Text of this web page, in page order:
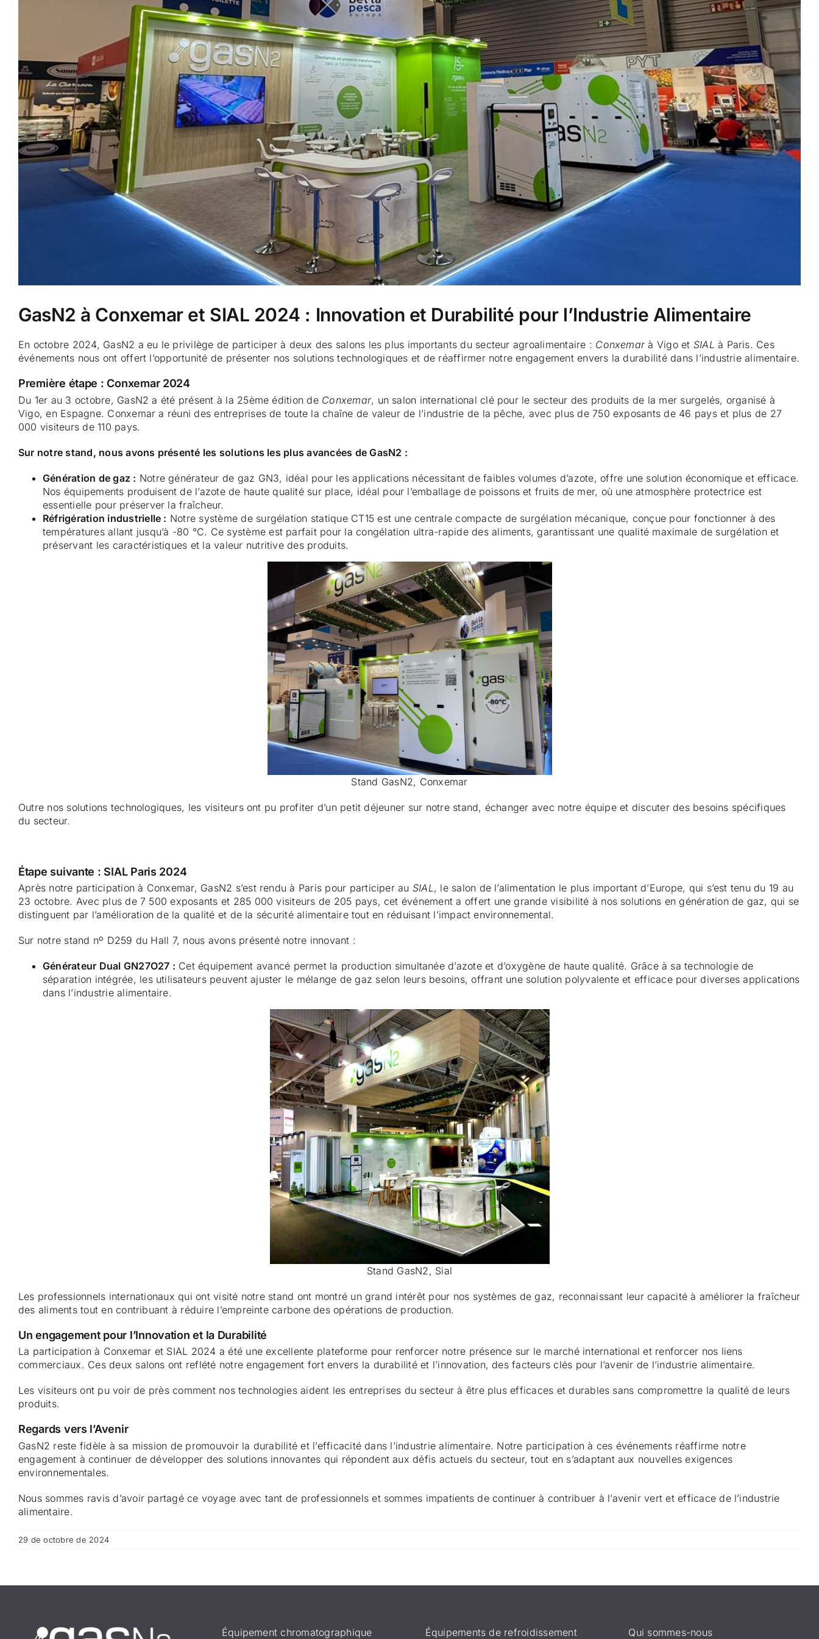
GasN2 à Conxemar et SIAL 2024 : Innovation et Durabilité pour l’Industrie Alimentaire
En octobre 2024, GasN2 a eu le privilège de participer à deux des salons les plus importants du secteur agroalimentaire : Conxemar à Vigo et SIAL à Paris. Ces
événements nous ont offert l’opportunité de présenter nos solutions technologiques et de réaffirmer notre engagement envers la durabilité dans l’industrie alimentaire.
Première étape : Conxemar 2024
Du 1er au 3 octobre, GasN2 a été présent à la 25ème édition de Conxemar, un salon international clé pour le secteur des produits de la mer surgelés, organisé à
Vigo, en Espagne. Conxemar a réuni des entreprises de toute la chaîne de valeur de l’industrie de la pêche, avec plus de 750 exposants de 46 pays et plus de 27
000 visiteurs de 110 pays.
Sur notre stand, nous avons présenté les solutions les plus avancées de GasN2 :
Génération de gaz : Notre générateur de gaz GN3, idéal pour les applications nécessitant de faibles volumes d’azote, offre une solution économique et efficace.
Nos équipements produisent de l’azote de haute qualité sur place, idéal pour l’emballage de poissons et fruits de mer, où une atmosphère protectrice est
essentielle pour préserver la fraîcheur.
Réfrigération industrielle : Notre système de surgélation statique CT15 est une centrale compacte de surgélation mécanique, conçue pour fonctionner à des
températures allant jusqu’à -80 °C. Ce système est parfait pour la congélation ultra-rapide des aliments, garantissant une qualité maximale de surgélation et
préservant les caractéristiques et la valeur nutritive des produits.
Stand GasN2, Conxemar
Outre nos solutions technologiques, les visiteurs ont pu profiter d’un petit déjeuner sur notre stand, échanger avec notre équipe et discuter des besoins spécifiques
du secteur.
Étape suivante : SIAL Paris 2024
Après notre participation à Conxemar, GasN2 s’est rendu à Paris pour participer au SIAL, le salon de l’alimentation le plus important d’Europe, qui s’est tenu du 19 au
23 octobre. Avec plus de 7 500 exposants et 285 000 visiteurs de 205 pays, cet événement a offert une grande visibilité à nos solutions en génération de gaz, qui se
distinguent par l’amélioration de la qualité et de la sécurité alimentaire tout en réduisant l’impact environnemental.
Sur notre stand nº D259 du Hall 7, nous avons présenté notre innovant :
Générateur Dual GN27O27 : Cet équipement avancé permet la production simultanée d’azote et d’oxygène de haute qualité. Grâce à sa technologie de
séparation intégrée, les utilisateurs peuvent ajuster le mélange de gaz selon leurs besoins, offrant une solution polyvalente et efficace pour diverses applications
dans l’industrie alimentaire.
Stand GasN2, Sial
Les professionnels internationaux qui ont visité notre stand ont montré un grand intérêt pour nos systèmes de gaz, reconnaissant leur capacité à améliorer la fraîcheur
des aliments tout en contribuant à réduire l’empreinte carbone des opérations de production.
Un engagement pour l’Innovation et la Durabilité
La participation à Conxemar et SIAL 2024 a été une excellente plateforme pour renforcer notre présence sur le marché international et renforcer nos liens
commerciaux. Ces deux salons ont reflété notre engagement fort envers la durabilité et l’innovation, des facteurs clés pour l’avenir de l’industrie alimentaire.
Les visiteurs ont pu voir de près comment nos technologies aident les entreprises du secteur à être plus efficaces et durables sans compromettre la qualité de leurs
produits.
Regards vers l’Avenir
GasN2 reste fidèle à sa mission de promouvoir la durabilité et l’efficacité dans l’industrie alimentaire. Notre participation à ces événements réaffirme notre
engagement à continuer de développer des solutions innovantes qui répondent aux défis actuels du secteur, tout en s’adaptant aux nouvelles exigences
environnementales.
Nous sommes ravis d’avoir partagé ce voyage avec tant de professionnels et sommes impatients de continuer à contribuer à l’avenir vert et efficace de l’industrie
alimentaire.
29 de octobre de 2024
Équipement chromatographique Équipements de refroidissement Qui sommes-nous